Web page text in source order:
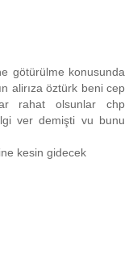
götürülme konusunda
alirıza öztürk beni cep
rahat olsunlar chp
ver demişti vu bunu
kesin gidecek